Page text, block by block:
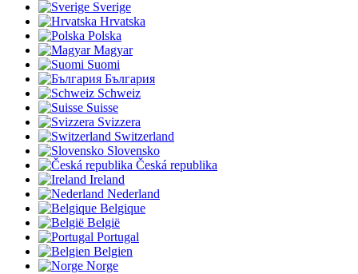
Sverige
Hrvatska
Polska
Magyar
Suomi
България
Schweiz
Suisse
Svizzera
Switzerland
Slovensko
Česká republika
Ireland
Nederland
Belgique
België
Portugal
Belgien
Norge